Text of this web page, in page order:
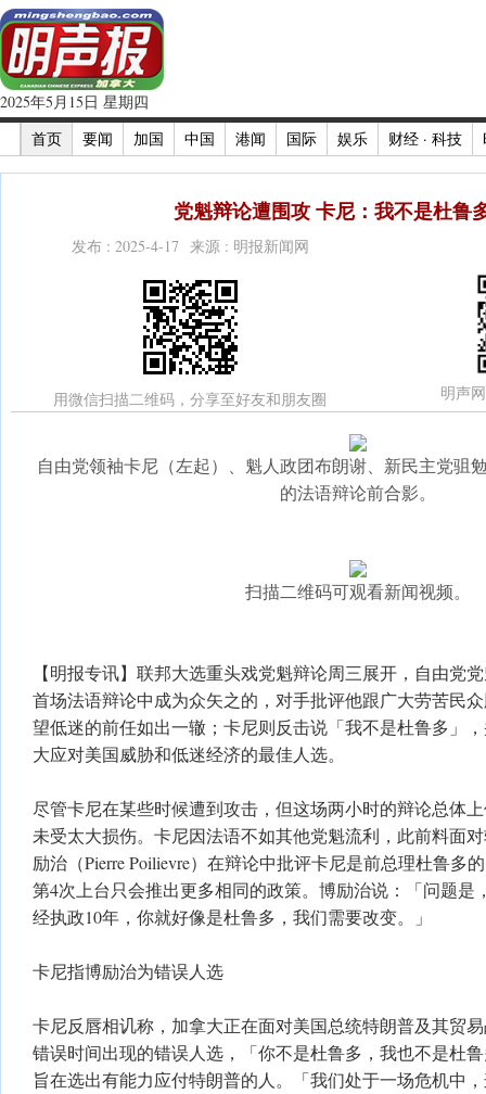
2025年5月15日 星期四
首页
要闻 加国 中国 港闻 国际 娱乐 财经 · 科技
党魁辩论遭围攻 卡尼：我不是杜鲁
发布 : 2025-4-17 来源 : 明报新闻网
用微信扫描二维码，分享至好友和朋友圈 明声
自由党领袖卡尼（左起）、魁人政团布朗谢、新民主党驵
的法语辩论前合影。
扫描二维码可观看新闻视频。
【明报专讯】联邦大选重头戏党魁辩论周三展开，自由党
首场法语辩论中成为众矢之的，对手批评他跟广大劳苦民
望低迷的前任如出一辙；卡尼则反击说「我不是杜鲁多」
大应对美国威胁和低迷经济的最佳人选。
尽管卡尼在某些时候遭到攻击，但这场两小时的辩论总体
未受太大损伤。卡尼因法语不如其他党魁流利，此前料面
励治（Pierre Poilievre）在辩论中批评卡尼是前总理杜鲁多
第4次上台只会推出更多相同的政策。博励治说：「问题是
经执政10年，你就好像是杜鲁多，我们需要改变。」
卡尼指博励治为错误人选
卡尼反唇相讥称，加拿大正在面对美国总统特朗普及其贸
错误时间出现的错误人选，「你不是杜鲁多，我也不是杜
旨在选出有能力应付特朗普的人。「我们处于一场危机中